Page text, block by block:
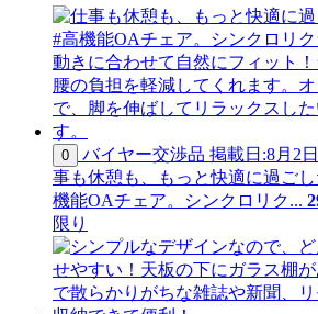
0 バイヤー交渉品 掲載日:8月2日
事も休憩も、もっと快適に過ご
機能OAチェア。シンクロリク...
限り